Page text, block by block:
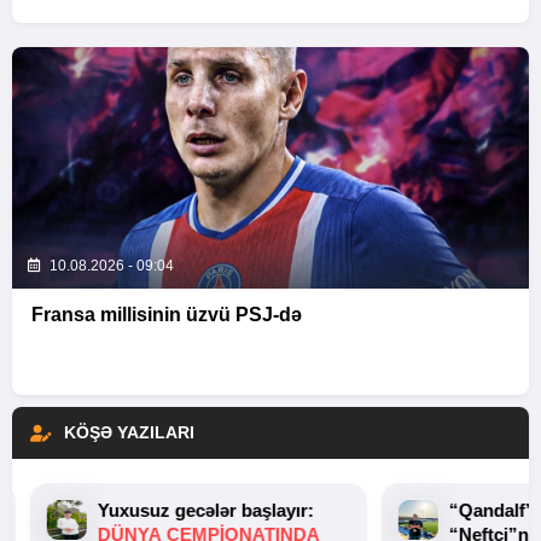
10.08.2026 - 09:04
Fransa millisinin üzvü PSJ-də
KÖŞƏ YAZILARI
Yuxusuz gecələr başlayır:
DÜNYA ÇEMPIONATINDA